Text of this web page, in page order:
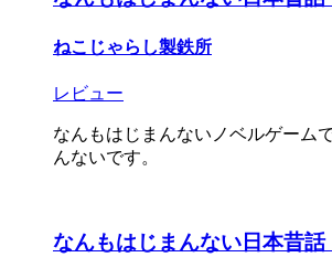
ねこじゃらし製鉄所
レビュー
なんもはじまんないノベルゲーム
んないです。
なんもはじまんない日本昔話